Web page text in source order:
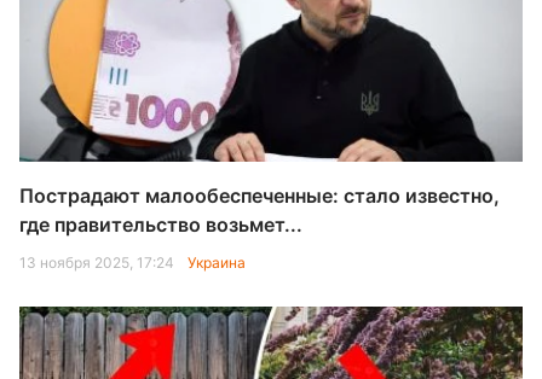
Пострадают малообеспеченные: стало известно,
где правительство возьмет...
13 ноября 2025, 17:24 Украина